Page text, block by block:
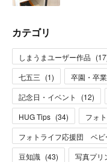
カテゴリ
しまうまユーザー作品 (17
七五三 (1) 卒園・卒
記念日・イベント
(12)
HUG Tips (34) フォ
フォトライフ応援団 ベビ
豆知識 (43) 写真プリ